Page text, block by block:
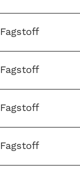
Fagstoff
Fagstoff
Fagstoff
Fagstoff